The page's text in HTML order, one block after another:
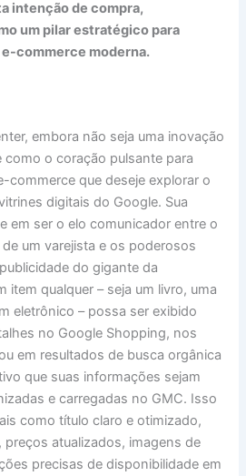
intenção de compra,
um pilar estratégico para
commerce moderna.
embora não seja uma inovação
o coração pulsante para
commerce que deseje explorar o
digitais do Google. Sua
em ser o elo comunicador entre o
um varejista e os poderosos
do gigante da
item qualquer – seja um livro, uma
eletrônico – possa ser exibido
no Google Shopping, nos
em resultados de busca orgânica
que suas informações sejam
e carregadas no GMC. Isso
como título claro e otimizado,
atualizados, imagens de
precisas de disponibilidade em